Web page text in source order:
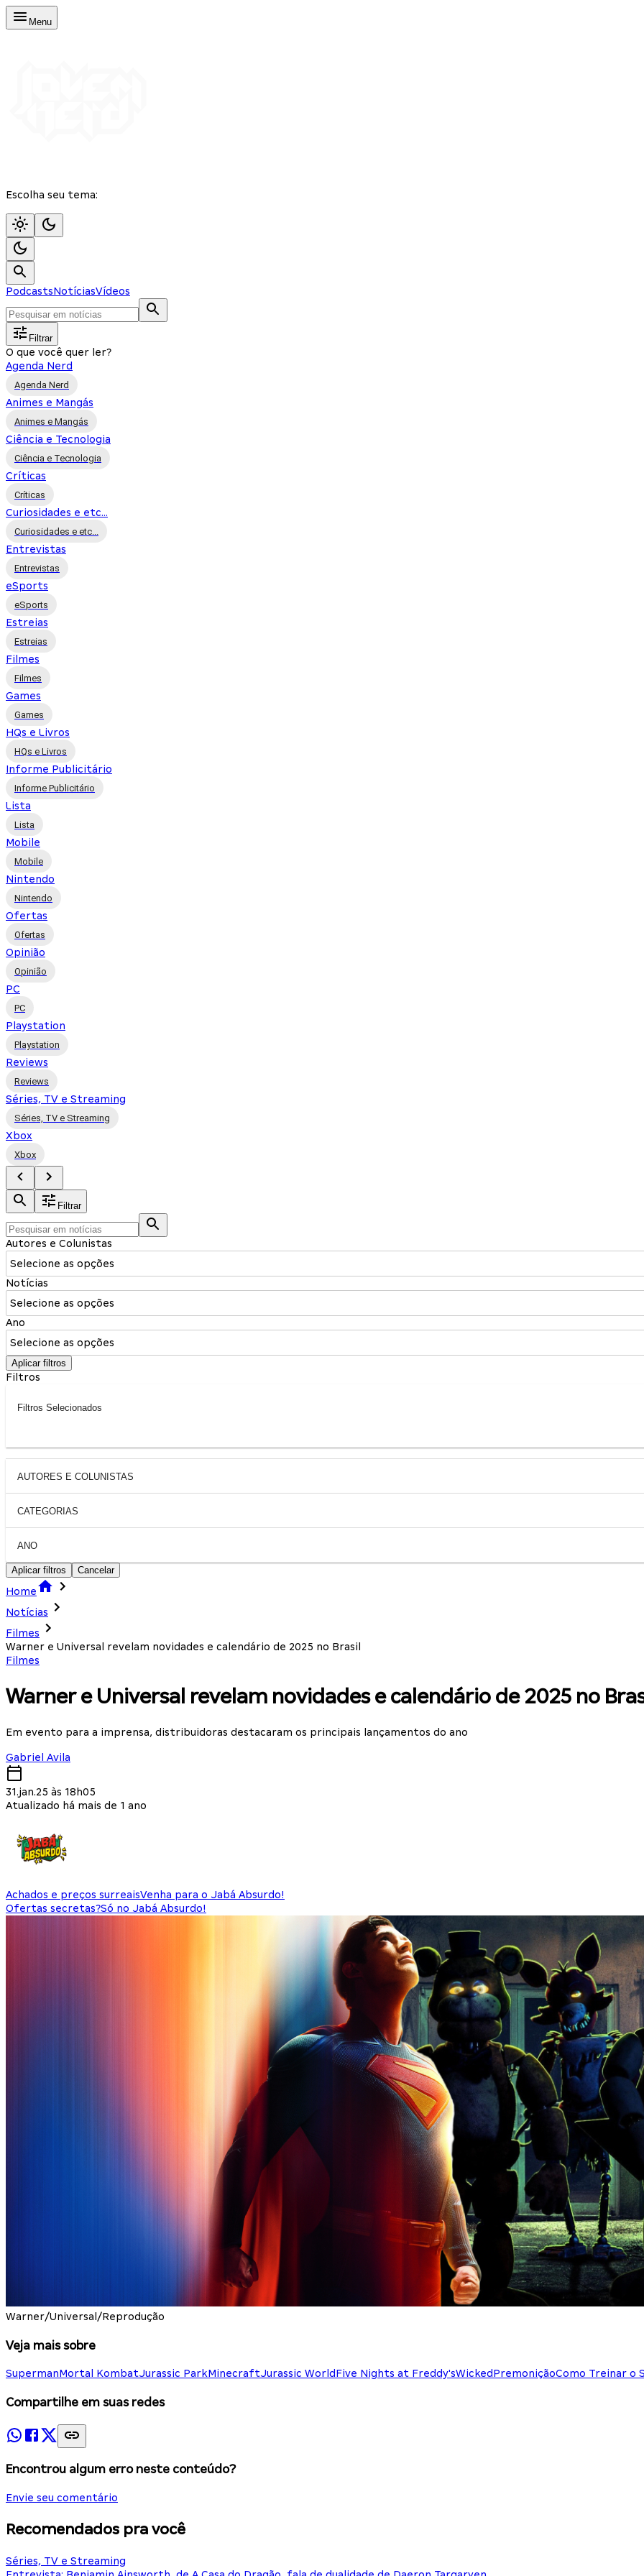
Menu
Escolha seu tema:
PodcastsNotíciasVídeos
Filtrar
O que você quer ler?
Agenda Nerd
Agenda Nerd
Animes e Mangás
Animes e Mangás
Ciência e Tecnologia
Ciência e Tecnologia
Críticas
Críticas
Curiosidades e etc...
Curiosidades e etc...
Entrevistas
Entrevistas
eSports
eSports
Estreias
Estreias
Filmes
Filmes
Games
Games
HQs e Livros
HQs e Livros
Informe Publicitário
Informe Publicitário
Lista
Lista
Mobile
Mobile
Nintendo
Nintendo
Ofertas
Ofertas
Opinião
Opinião
PC
PC
Playstation
Playstation
Reviews
Reviews
Séries, TV e Streaming
Séries, TV e Streaming
Xbox
Xbox
Filtrar
Autores e Colunistas
Selecione as opções
Notícias
Selecione as opções
Ano
Selecione as opções
Aplicar filtros
Filtros
Filtros Selecionados
AUTORES E COLUNISTAS
CATEGORIAS
ANO
Aplicar filtros Cancelar
Home
Notícias
Filmes
Warner e Universal revelam novidades e calendário de 2025 no Brasil
Filmes
Warner e Universal revelam novidades e calendário de 2025 no
Em evento para a imprensa, distribuidoras destacaram os principais lançamentos do ano
Gabriel Avila
31.jan.25 às 18h05
Atualizado há mais de 1 ano
Achados e preços surreaisVenha para o Jabá Absurdo!
Ofertas secretas?Só no Jabá Absurdo!
Warner/Universal/Reprodução
Veja mais sobre
SupermanMortal KombatJurassic ParkMinecraftJurassic WorldFive Nights at Freddy'sWickedPremoniçãoComo Treinar o
Compartilhe em suas redes
Encontrou algum erro neste conteúdo?
Envie seu comentário
Recomendados pra você
Séries, TV e Streaming